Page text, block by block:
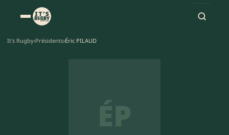
It's Rugby›Présidents›Éric PILAUD
ÉP